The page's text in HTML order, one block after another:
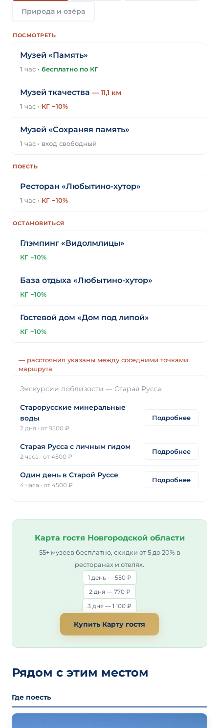
Природа и озёра
ПОСМОТРЕТЬ
Музей «Память»
1 час · бесплатно по КГ
Музей ткачества — 11,1 км
1 час · КГ −10%
Музей «Сохраняя память»
1 час · вход свободный
ПОЕСТЬ
Ресторан «Любытино-хутор»
1 час · КГ −10%
ОСТАНОВИТЬСЯ
Глэмпинг «Видолмлицы»
КГ −10%
База отдыха «Любытино-хутор»
КГ −10%
Гостевой дом «Дом под липой»
КГ −10%
— расстояния указаны между соседними точками
маршрута
Экскурсии поблизости — Старая Русса
Старорусские минеральные
воды
2 дня · от 9500 ₽
Подробнее
Старая Русса с личным гидом
2 часа · от 4500 ₽
Подробнее
Один день в Старой Руссе
4 часа · от 4500 ₽
Подробнее
Карта гостя Новгородской области
55+ музеев бесплатно, скидки от 5 до 20% в
ресторанах и отелях.
1 день — 550 ₽
2 дня — 770 ₽
3 дня — 1 100 ₽
Купить Карту гостя
Рядом с этим местом
Где поесть